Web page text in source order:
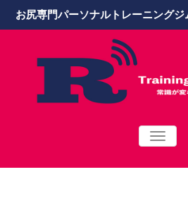
お尻専門パーソナルトレーニングジ